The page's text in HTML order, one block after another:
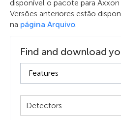
disponível o pacote para Axxon
Versões anteriores estão
na página Arquivo.
Find and download
Detectors